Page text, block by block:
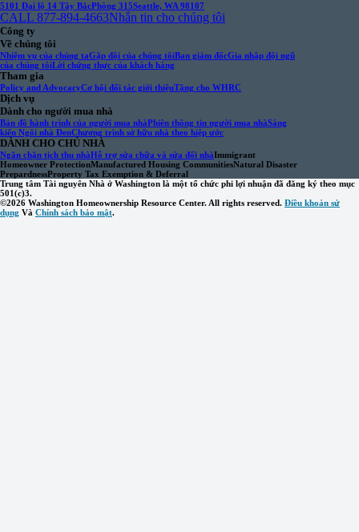
5101 Đại lộ 14 Tây BắcPhòng 315Seattle, WA 98107
CALL 877-894-4663Nhắn tin cho chúng tôi
Công ty
Về chúng tôi
Nhiệm vụ của chúng taGặp đội của chúng tôiBan giám đốcGia nhập đội ngũ
của chúng tôiLời chứng thực của khách hàng
Tham gia
Policy and AdvocacyCơ hội đối tác giới thiệuTặng cho WHRC
Dịch vụ
Dành cho người mua nhà
Bản đồ hành trình của người mua nhàPhiên thông tin người mua nhàSáng
kiến Ngôi nhà ĐenChương trình sở hữu nhà theo hiệp ước
DÀNH CHO CHỦ NHÀ
Ngăn chặn tịch thu nhàHỗ trợ sửa chữa và sửa đổi nhàImmigrant
Homeowner ProtectionManufactured Housing CommunitiesNatural Disaster
PrepardnessProperty Tax Exemption & Deferral
Trung tâm Tài nguyên Nhà ở Washington là một tổ chức phi lợi nhuận đã đăng ký theo mục
501(c)3.
©2026 Washington Homeownership Resource Center. All rights reserved. Điều khoản sử
dụng Và Chính sách bảo mật.